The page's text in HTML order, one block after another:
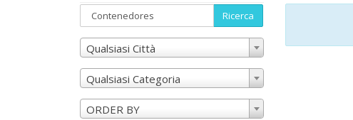
Ricerca
Qualsiasi Città
Qualsiasi Categoria
ORDER BY